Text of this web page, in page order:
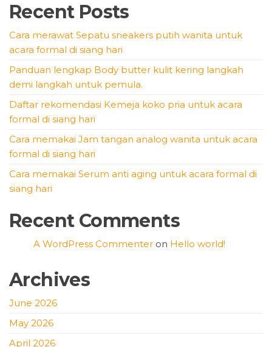
Recent Posts
Cara merawat Sepatu sneakers putih wanita untuk
acara formal di siang hari
Panduan lengkap Body butter kulit kering langkah
demi langkah untuk pemula.
Daftar rekomendasi Kemeja koko pria untuk acara
formal di siang hari
Cara memakai Jam tangan analog wanita untuk acara
formal di siang hari
Cara memakai Serum anti aging untuk acara formal di
siang hari
Recent Comments
A WordPress Commenter on Hello world!
Archives
June 2026
May 2026
April 2026